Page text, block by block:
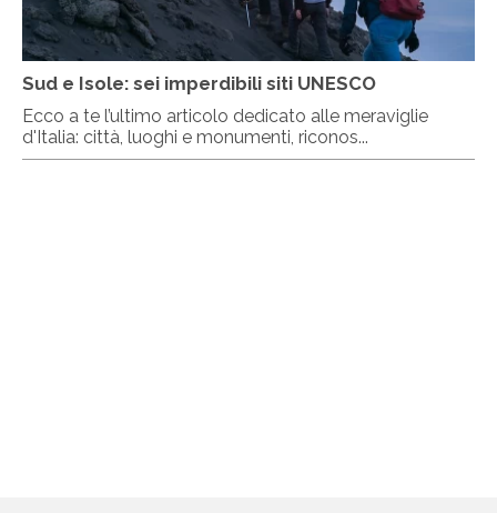
Sud e Isole: sei imperdibili siti UNESCO
Ecco a te l’ultimo articolo dedicato alle meraviglie
d'Italia: città, luoghi e monumenti, riconos...